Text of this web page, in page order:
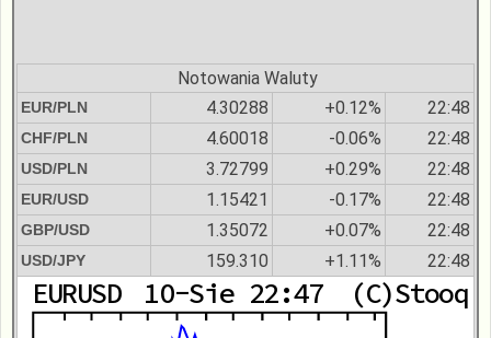
Notowania Waluty
EUR/PLN 4.30288 +0.12% 22:48
CHF/PLN 4.60018 -0.06% 22:48
USD/PLN 3.72799 +0.29% 22:48
EUR/USD 1.15421 -0.17% 22:48
GBP/USD 1.35072 +0.07% 22:48
USD/JPY 159.310 +1.11% 22:48